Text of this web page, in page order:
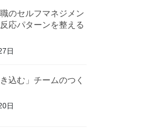
のセルフマネジメン
応パターンを整える
日
込む」チームのつく
日